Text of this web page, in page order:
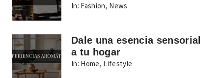
In: Fashion, News
Dale una esencia sensorial
a tu hogar
In: Home, Lifestyle